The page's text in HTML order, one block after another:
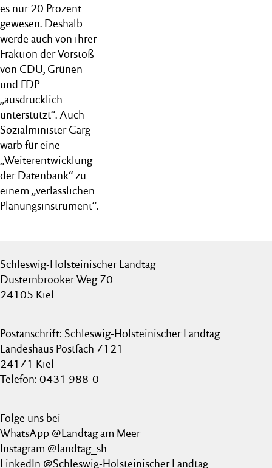
es nur 20 Prozent
gewesen. Deshalb
werde auch von ihrer
Fraktion der Vorstoß
von CDU, Grünen
und FDP
„ausdrücklich
unterstützt“. Auch
Sozialminister Garg
warb für eine
„Weiterentwicklung
der Datenbank“ zu
einem „verlässlichen
Planungsinstrument“.
Schleswig-Holsteinischer Landtag
Düsternbrooker Weg 70
24105 Kiel
Postanschrift: Schleswig-Holsteinischer Landtag
Landeshaus Postfach 7121
24171 Kiel
Telefon: 0431 988-0
Folge uns bei
WhatsApp @Landtag am Meer
Instagram @landtag_sh
LinkedIn @Schleswig-Holsteinischer Landtag